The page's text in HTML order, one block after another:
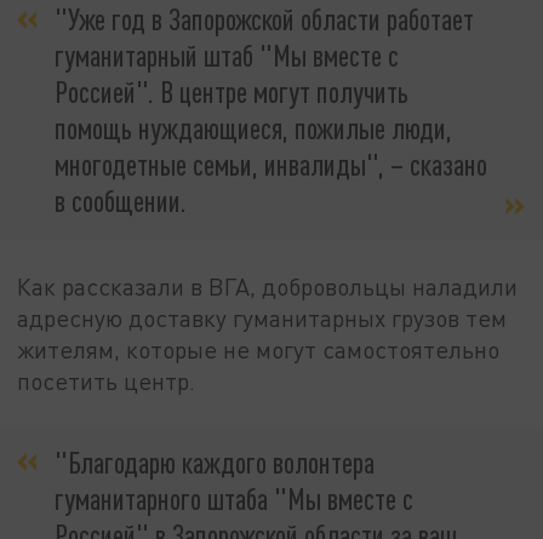
"Уже год в Запорожской области работает
гуманитарный штаб "Мы вместе с
Россией". В центре могут получить
помощь нуждающиеся, пожилые люди,
многодетные семьи, инвалиды", – сказано
в сообщении.
Как рассказали в ВГА, добровольцы наладили
адресную доставку гуманитарных грузов тем
жителям, которые не могут самостоятельно
посетить центр.
"Благодарю каждого волонтера
гуманитарного штаба "Мы вместе с